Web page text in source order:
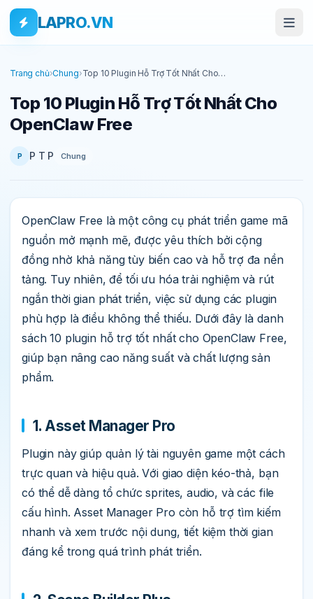
Skip to main content
Bỏ qua tới nội dung
LAPRO.VN
Trang chủ›Chung›Top 10 Plugin Hỗ Trợ Tốt Nhất Cho
Top 10 Plugin Hỗ Trợ Tốt Nhất Cho
OpenClaw Free
P P T P Chung
OpenClaw Free là một công cụ phát triển game mã
nguồn mở mạnh mẽ, được yêu thích bởi cộng
đồng nhờ khả năng tùy biến cao và hỗ trợ đa nền
tảng. Tuy nhiên, để tối ưu hóa trải nghiệm và rút
ngắn thời gian phát triển, việc sử dụng các plugin
phù hợp là điều không thể thiếu. Dưới đây là danh
sách 10 plugin hỗ trợ tốt nhất cho OpenClaw Free,
giúp bạn nâng cao năng suất và chất lượng sản
phẩm.
1. Asset Manager Pro
Plugin này giúp quản lý tài nguyên game một cách
trực quan và hiệu quả. Với giao diện kéo-thả, bạn
có thể dễ dàng tổ chức sprites, audio, và các file
cấu hình. Asset Manager Pro còn hỗ trợ tìm kiếm
nhanh và xem trước nội dung, tiết kiệm thời gian
đáng kể trong quá trình phát triển.